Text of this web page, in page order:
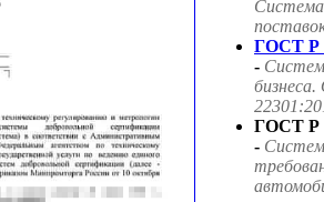
ГОСТ Р
-
ГОСТ Р
-